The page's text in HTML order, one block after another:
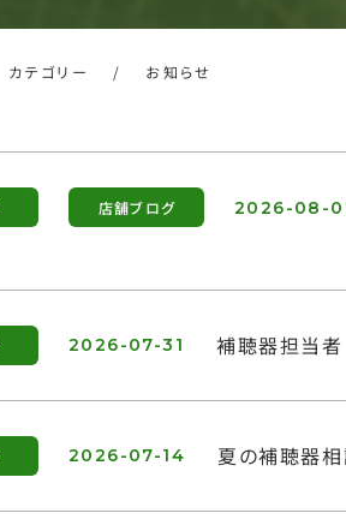
カテゴリー / お知らせ
店舗ブログ 2026-08-
2026-07-31 補聴器担当
2026-07-14 夏の補聴器